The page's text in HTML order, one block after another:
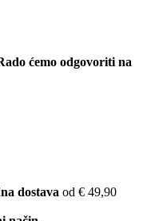
ćemo odgovoriti na
dostava od € 49,90